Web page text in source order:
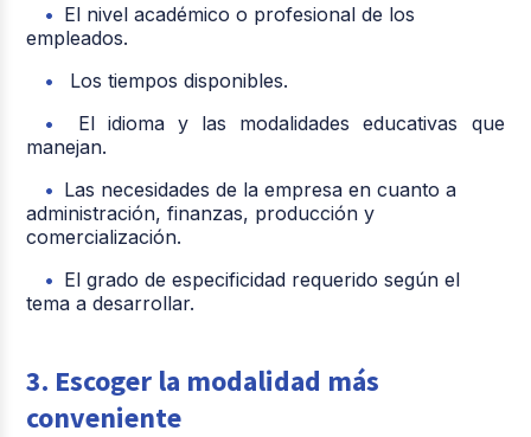
El nivel académico o profesional de los
empleados.
Los tiempos disponibles.
El idioma y las modalidades educativas que
manejan.
Las necesidades de la empresa en cuanto a
administración, finanzas, producción y
comercialización.
El grado de especificidad requerido según el
tema a desarrollar.
3. Escoger la modalidad más
conveniente